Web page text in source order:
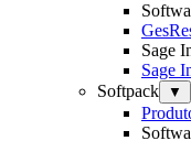
Sage
Sage
Softpack
▼